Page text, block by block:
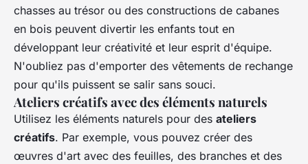
chasses au trésor ou des constructions de cabanes
en bois peuvent divertir les enfants tout en
développant leur créativité et leur esprit d'équipe.
N'oubliez pas d'emporter des vêtements de rechange
pour qu'ils puissent se salir sans souci.
Ateliers créatifs avec des éléments naturels
Utilisez les éléments naturels pour des ateliers
créatifs. Par exemple, vous pouvez créer des
œuvres d'art avec des feuilles, des branches et des